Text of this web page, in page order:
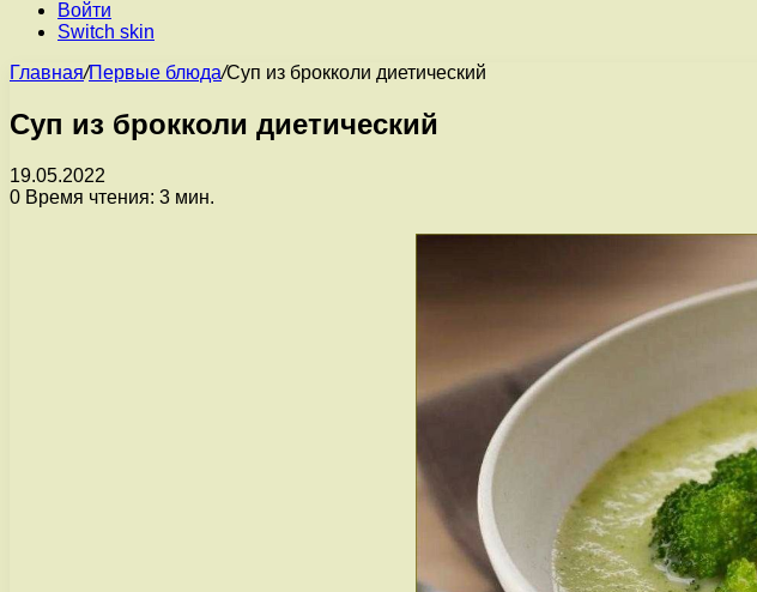
Войти
Switch skin
Главная/Первые блюда/Суп из брокколи диетический
Суп из брокколи диетический
19.05.2022
0 Время чтения: 3 мин.